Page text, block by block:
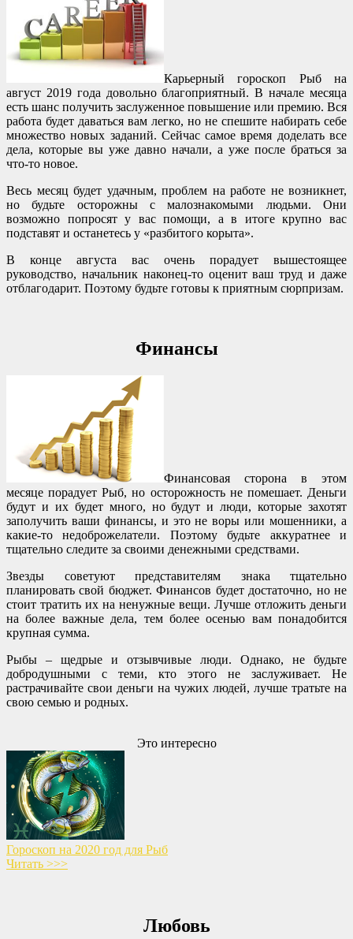
Карьерный гороскоп Рыб на
август 2019 года довольно благоприятный. В начале месяца
есть шанс получить заслуженное повышение или премию. Вся
работа будет даваться вам легко, но не спешите набирать себе
множество новых заданий. Сейчас самое время доделать все
дела, которые вы уже давно начали, а уже после браться за
что-то новое.
Весь месяц будет удачным, проблем на работе не возникнет,
но будьте осторожны с малознакомыми людьми. Они
возможно попросят у вас помощи, а в итоге крупно вас
подставят и останетесь у «разбитого корыта».
В конце августа вас очень порадует вышестоящее
руководство, начальник наконец-то оценит ваш труд и даже
отблагодарит. Поэтому будьте готовы к приятным сюрпризам.
Финансы
Финансовая сторона в этом
месяце порадует Рыб, но осторожность не помешает. Деньги
будут и их будет много, но будут и люди, которые захотят
заполучить ваши финансы, и это не воры или мошенники, а
какие-то недоброжелатели. Поэтому будьте аккуратнее и
тщательно следите за своими денежными средствами.
Звезды советуют представителям знака тщательно
планировать свой бюджет. Финансов будет достаточно, но не
стоит тратить их на ненужные вещи. Лучше отложить деньги
на более важные дела, тем более осенью вам понадобится
крупная сумма.
Рыбы – щедрые и отзывчивые люди. Однако, не будьте
добродушными с теми, кто этого не заслуживает. Не
растрачивайте свои деньги на чужих людей, лучше тратьте на
свою семью и родных.
Это интересно
Гороскоп на 2020 год для Рыб
Читать >>>
Любовь